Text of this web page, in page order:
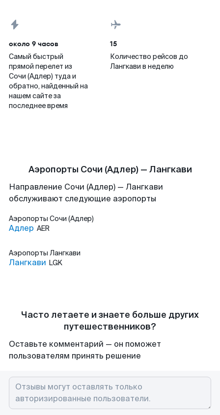
около 9 часов
Самый быстрый
прямой перелет из
Сочи (Адлер) туда и
обратно, найденный на
нашем сайте за
последнее время
15
Количество рейсов до
Лангкави в неделю
Аэропорты Сочи (Адлер) — Лангкави
Направление Сочи (Адлер) — Лангкави
обслуживают следующие аэропорты
Аэропорты Сочи (Адлер)
Адлер AER
Аэропорты Лангкави
Лангкави LGK
Часто летаете и знаете больше других
путешественников?
Оставьте комментарий — он поможет
пользователям принять решение